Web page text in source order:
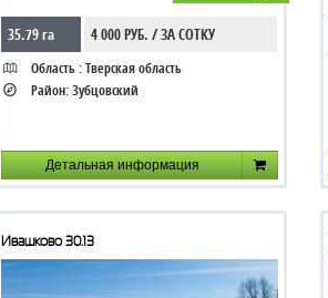
35.79 га 4 000 РУБ. / ЗА СОТКУ
Область :Тверская область
Район:Зубцовский
Детальная информация
Ивашково 30.13